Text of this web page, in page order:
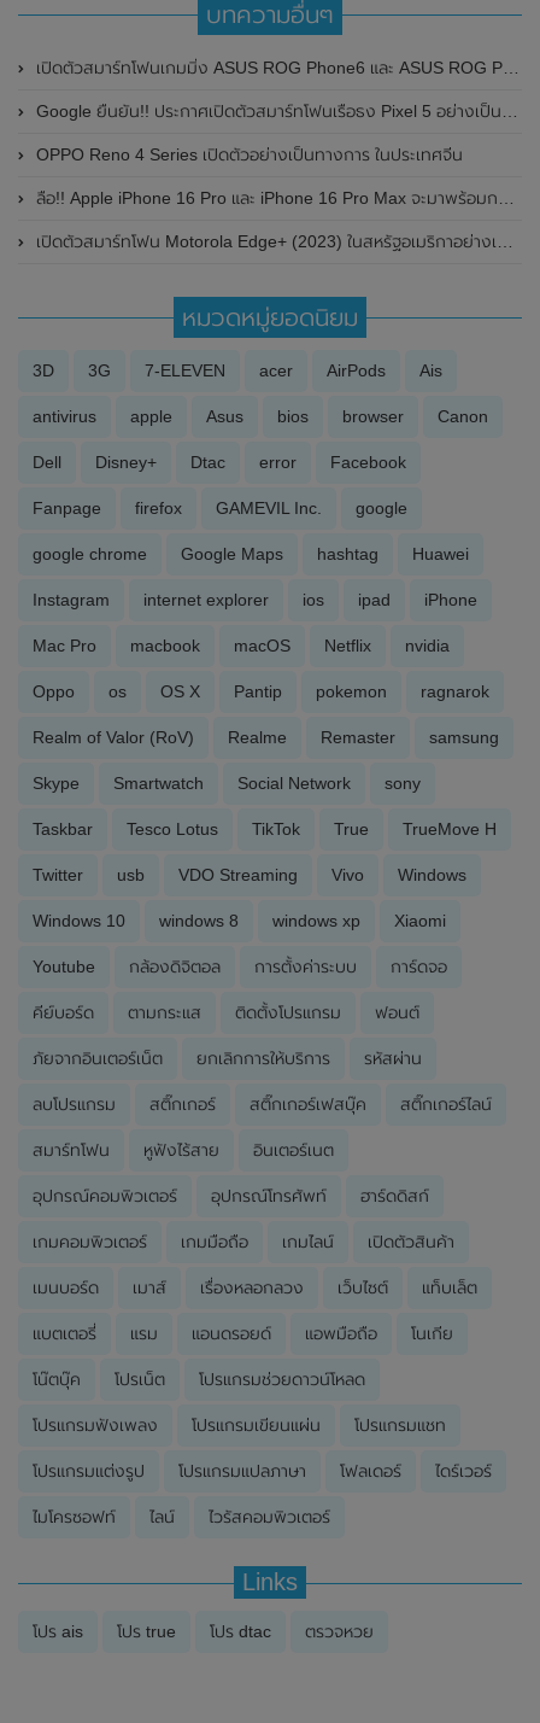
บทความอื่นๆ
เปิดตัวสมาร์ทโฟนเกมมิ่ง ASUS ROG Phone6 และ ASUS ROG Phone 6 Pro อย่างเป็นทางการแล้ว มาพร้อมชิป Snapdragon 8+ Gen 1 และ RAM สูงสุด 18GB
Google ยืนยัน!! ประกาศเปิดตัวสมาร์ทโฟนเรือธง Pixel 5 อย่างเป็นทางการ ในวันที่ 30 กันยายน 2020 นี้
OPPO Reno 4 Series เปิดตัวอย่างเป็นทางการ ในประเทศจีน
ลือ!! Apple iPhone 16 Pro และ iPhone 16 Pro Max จะมาพร้อมกล้อง Ultra Wide ความละเอียด 48MP และรองรับ Wi-Fi 7
เปิดตัวสมาร์ทโฟน Motorola Edge+ (2023) ในสหรัฐอเมริกาอย่างเป็นทางการแล้ว มาพร้อมกับหน้าจอแสดงผลขนาดใหญ่ 6.67 นิ้ว และใช้ชิปเซ็ต Snapdragon 8 Gen 2
หมวดหมู่ยอดนิยม
3D 3G 7-ELEVEN acer AirPods Ais
antivirus apple Asus bios browser Canon
Dell Disney+ Dtac error Facebook
Fanpage firefox GAMEVIL Inc. google
google chrome Google Maps hashtag Huawei
Instagram internet explorer ios ipad iPhone
Mac Pro macbook macOS Netflix nvidia
Oppo os OS X Pantip pokemon ragnarok
Realm of Valor (RoV) Realme Remaster samsung
Skype Smartwatch Social Network sony
Taskbar Tesco Lotus TikTok True TrueMove H
Twitter usb VDO Streaming Vivo Windows
Windows 10 windows 8 windows xp Xiaomi
Youtube กล้องดิจิตอล การตั้งค่าระบบ การ์ดจอ
คีย์บอร์ด ตามกระแส ติดตั้งโปรแกรม ฟอนต์
ภัยจากอินเตอร์เน็ต ยกเลิกการให้บริการ รหัสผ่าน
ลบโปรแกรม สติ๊กเกอร์ สติ๊กเกอร์เฟสบุ๊ค สติ๊กเกอร์ไลน์
สมาร์ทโฟน หูฟังไร้สาย อินเตอร์เนต
อุปกรณ์คอมพิวเตอร์ อุปกรณ์โทรศัพท์ ฮาร์ดดิสก์
เกมคอมพิวเตอร์ เกมมือถือ เกมไลน์ เปิดตัวสินค้า
เมนบอร์ด เมาส์ เรื่องหลอกลวง เว็บไซต์ แท็บเล็ต
แบตเตอรี่ แรม แอนดรอยด์ แอพมือถือ โนเกีย
โน๊ตบุ๊ค โปรเน็ต โปรแกรมช่วยดาวน์โหลด
โปรแกรมฟังเพลง โปรแกรมเขียนแผ่น โปรแกรมแชท
โปรแกรมแต่งรูป โปรแกรมแปลภาษา โฟลเดอร์ ไดร์เวอร์
ไมโครซอฟท์ ไลน์ ไวรัสคอมพิวเตอร์
Links
โปร ais โปร true โปร dtac ตรวจหวย